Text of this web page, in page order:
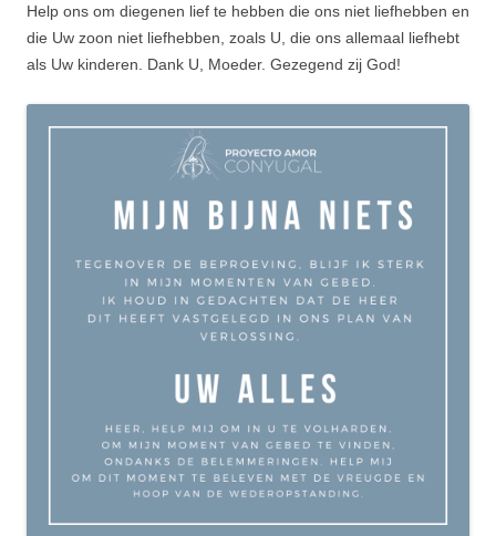
Help ons om diegenen lief te hebben die ons niet liefhebben en
die Uw zoon niet liefhebben, zoals U, die ons allemaal liefhebt
als Uw kinderen. Dank U, Moeder. Gezegend zij God!